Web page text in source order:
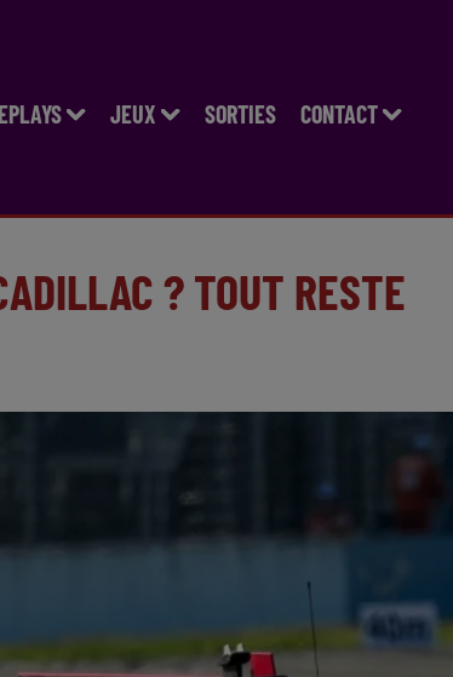
JEUX SORTIES CONTACT
? TOUT RESTE